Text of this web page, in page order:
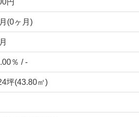
(0ヶ月)
％ / -
坪(43.80㎡)